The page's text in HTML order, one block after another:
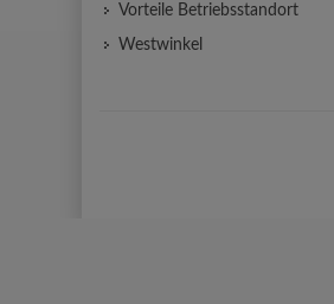
Vorteile Betriebsstandort
Westwinkel